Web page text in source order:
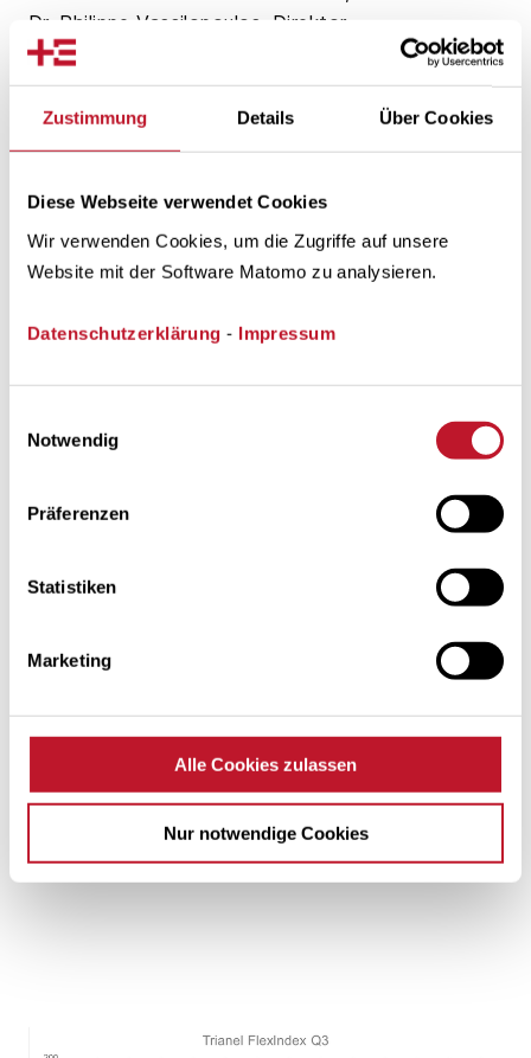
Zustimmung Details Über Cookies
Diese Webseite verwendet Cookies
Wir verwenden Cookies, um die Zugriffe auf unsere
Website mit der Software Matomo zu analysieren.
Datenschutzerklärung - Impressum
Notwendig
Präferenzen
Statistiken
Marketing
Alle Cookies zulassen
Nur notwendige Cookies
Dr. Philippe Vassilopoulos, Direktor
Produktentwicklung der EPEX SPOT.
Im Rahmen von FlexStore und FlexPool bietet
für die Berechnungen für die wirtschaftliche
Möglichkeiten zur Bereitstellung von Flexibilität,
wie beispielsweise der flexiblen Bewirtschaftung
oder Biogasanlagen an.